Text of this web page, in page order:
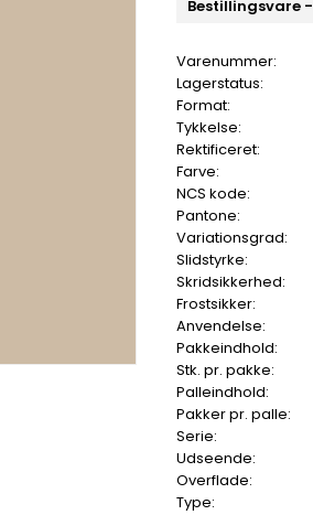
Bestillingsvare
Varenummer:
Lagerstatus:
Format:
Tykkelse:
Rektificeret:
Farve:
NCS kode:
Pantone:
Variationsgrad:
Slidstyrke:
Skridsikkerhed:
Frostsikker:
Anvendelse:
Pakkeindhold:
Stk. pr. pakke:
Palleindhold:
Pakker pr. palle:
Serie:
Udseende:
Overflade:
Type: